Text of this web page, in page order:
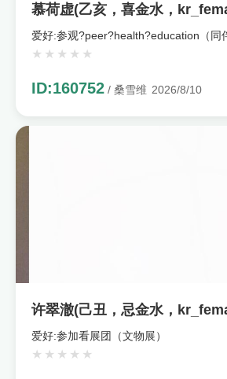
慕荷虚(乙亥，喜金水，
爱好:参观?peer?health?education（同
ID:160752 / 桑雪维 2026/8/10
许翠澈(己丑，忌金水，
爱好:参加看展团（文物展）